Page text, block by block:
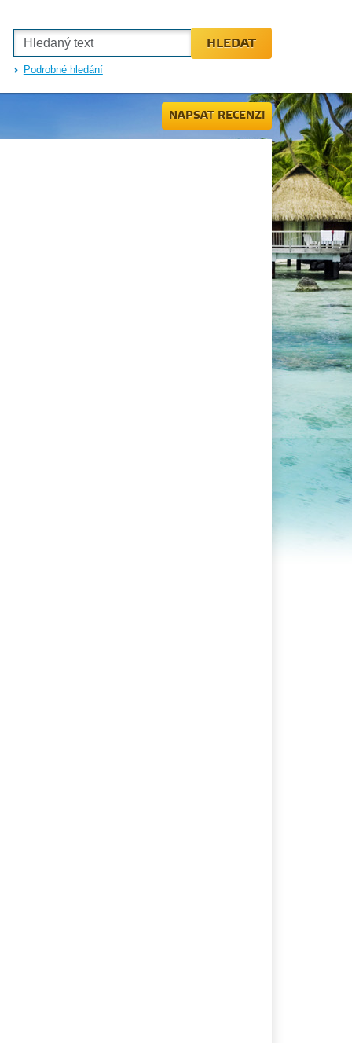
HLEDAT
Podrobné hledání
NAPSAT RECENZI